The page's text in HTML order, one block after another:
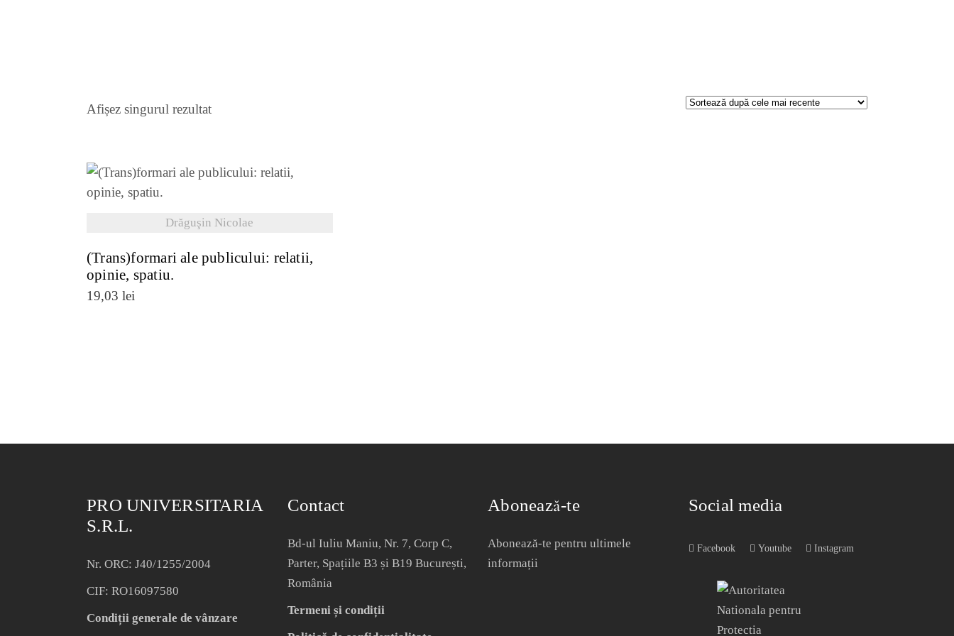
Afișez singurul rezultat
Drăguşin Nicolae
(Trans)formari ale publicului: relatii,
opinie, spatiu.
19,03 lei
PRO UNIVERSITARIA
S.R.L.
Nr. ORC: J40/1255/2004
CIF: RO16097580
Condiții generale de vânzare
Contact
Bd-ul Iuliu Maniu, Nr. 7, Corp C,
Parter, Spațiile B3 și B19 București,
România
Termeni și condiții
Abonează-te
Abonează-te pentru ultimele
informații
Social media
Facebook Youtube Instagram